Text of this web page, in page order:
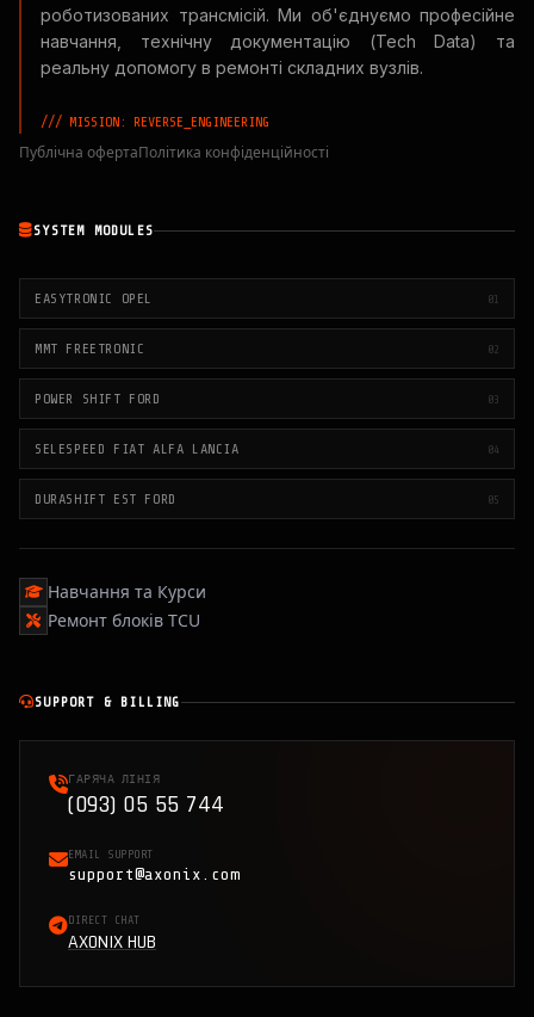
роботизованих трансмісій. Ми об'єднуємо професійне
навчання, технічну документацію (Tech Data) та
реальну допомогу в ремонті складних вузлів.
/// MISSION: REVERSE_ENGINEERING
Публічна офертаПолітика конфіденційності
SYSTEM MODULES
EASYTRONIC OPEL 01
MMT FREETRONIC 02
POWER SHIFT FORD 03
SELESPEED FIAT ALFA LANCIA 04
DURASHIFT EST FORD 05
Навчання та Курси
Ремонт блоків TCU
SUPPORT & BILLING
ГАРЯЧА ЛІНІЯ
(093) 05 55 744
EMAIL SUPPORT
support@axonix.com
DIRECT CHAT
AXONIX HUB